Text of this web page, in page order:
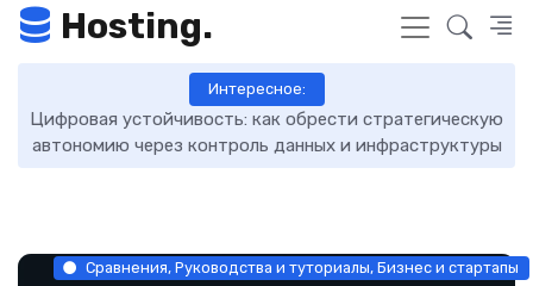
Hosting.
Интересное:
DNS-записи: что это такое, как работают и как ими
управлять
Сравнения, Руководства и туториалы, Бизнес и стартапы